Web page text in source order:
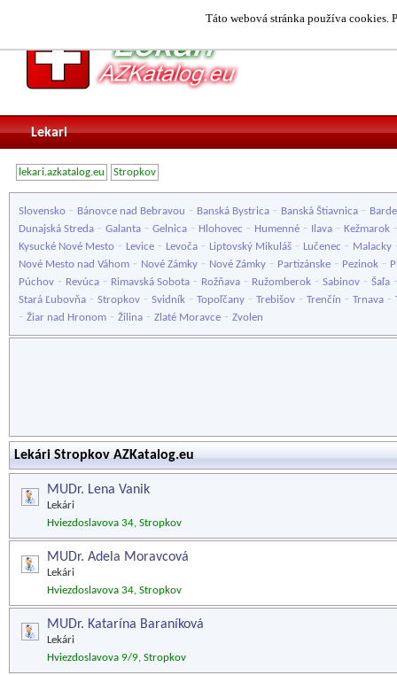
Táto webová stránka používa cookies.
Lekari
lekari.azkatalog.eu Stropkov
Slovensko - Bánovce nad Bebravou - Banská Bystrica - Banská Štiavnica -
Dunajská Streda - Galanta - Gelnica - Hlohovec - Humenné - Ilava - Kežmarok
Kysucké Nové Mesto - Levice - Levoča - Liptovský Mikuláš - Lučenec - Malacky
Nové Mesto nad Váhom - Nové Zámky - Nové Zámky - Partizánske - Pezinok -
Púchov - Revúca - Rimavská Sobota - Rožňava - Ružomberok - Sabinov - Šaľa
Stará Ľubovňa - Stropkov - Svidník - Topoľčany - Trebišov - Trenčín - Trnava -
- Žiar nad Hronom - Žilina - Zlaté Moravce - Zvolen
Lekári Stropkov AZKatalog.eu
MUDr. Lena Vanik
Lekári
Hviezdoslavova 34, Stropkov
MUDr. Adela Moravcová
Lekári
Hviezdoslavova 34, Stropkov
MUDr. Katarína Baraníková
Lekári
Hviezdoslavova 9/9, Stropkov